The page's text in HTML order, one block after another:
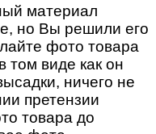
материал
но Вы решили его
фото товара
том виде как он
ничего не
претензии
товара до